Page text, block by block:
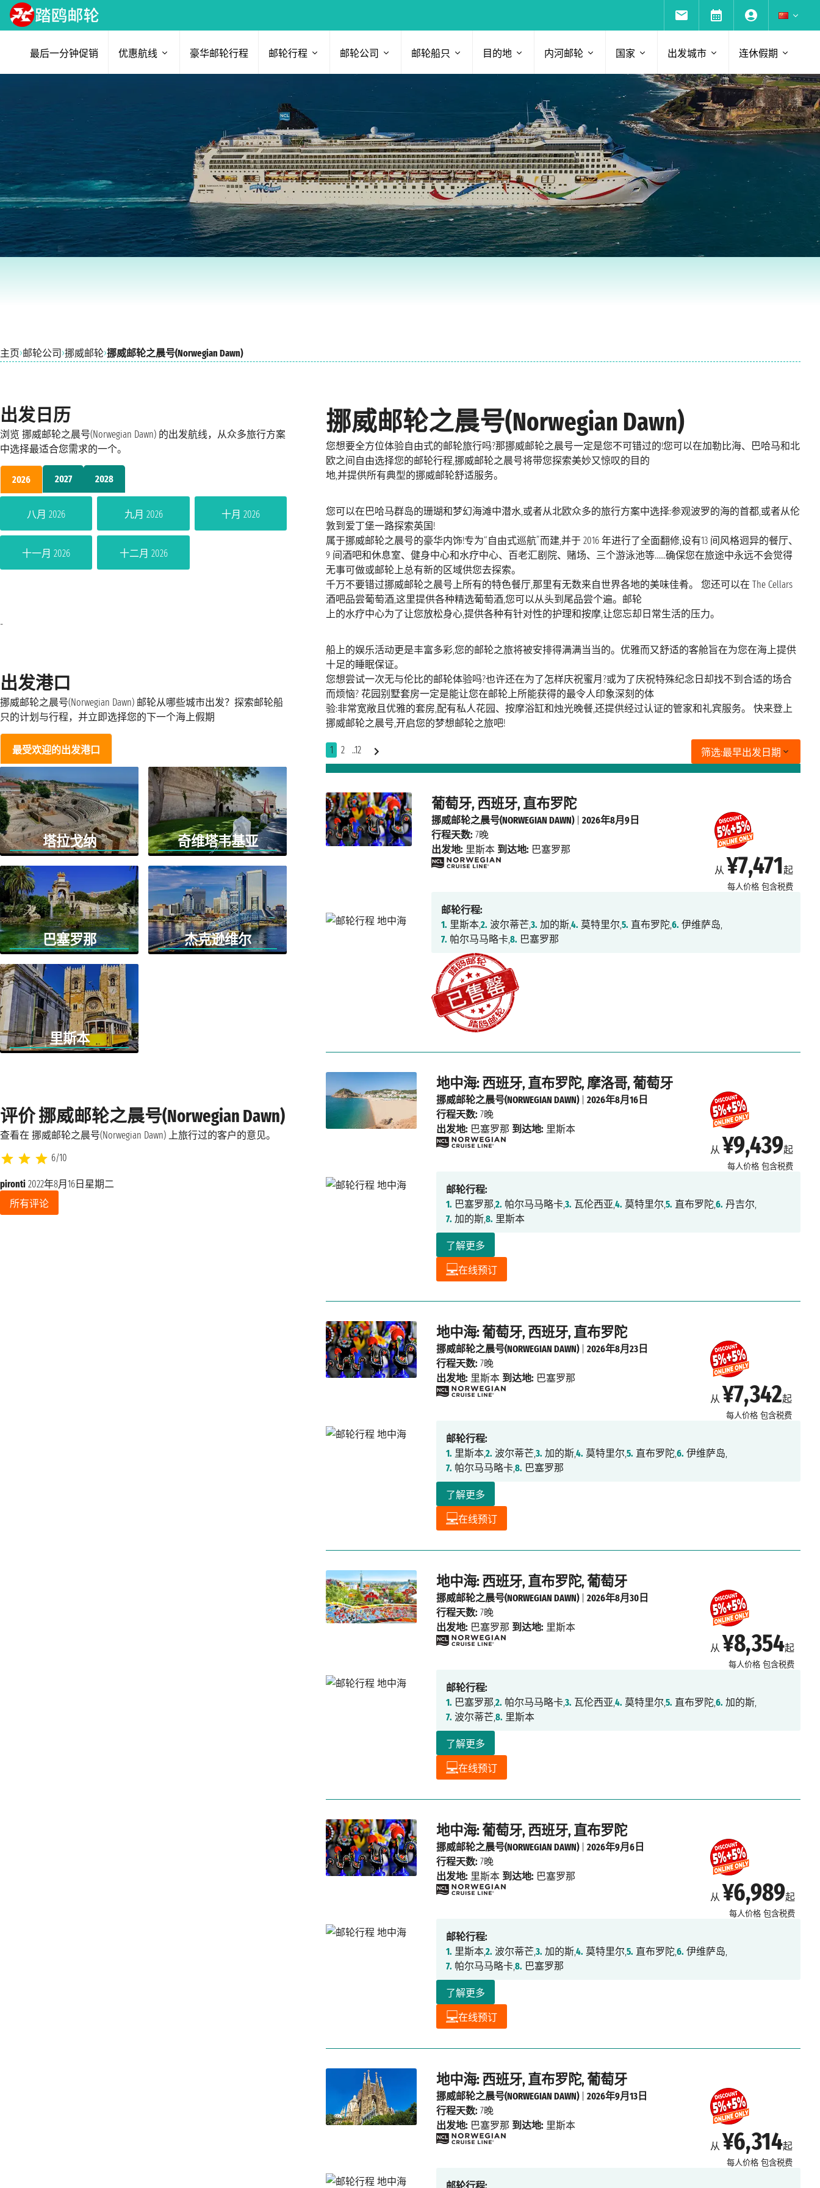
最后一分钟促销 优惠航线 豪华邮轮行程 邮轮行程 邮轮公司 邮轮船只 目的地 内河邮轮 国家 出发城市 连休假期
主页›邮轮公司 ›挪威邮轮›挪威邮轮之晨号(Norwegian Dawn)
挪威邮轮之晨号(Norwegian Dawn)
您想要全方位体验自由式的邮轮旅行吗?那挪威邮轮之晨号一定是您不可错过的!您可以在加勒比海、巴哈马和北
欧之间自由选择您的邮轮行程,挪威邮轮之晨号将带您探索美妙又惊叹的目的
地,并提供所有典型的挪威邮轮舒适服务。
您可以在巴哈马群岛的珊瑚和梦幻海滩中潜水,或者从北欧众多的旅行方案中选择:参观波罗的海的首都,或者从伦
敦到爱丁堡一路探索英国!
属于挪威邮轮之晨号的豪华内饰!专为“自由式巡航”而建,并于 2016 年进行了全面翻修,设有13 间风格迥异的餐厅、
9 间酒吧和休息室、健身中心和水疗中心、百老汇剧院、赌场、三个游泳池等......确保您在旅途中永远不会觉得
无事可做或邮轮上总有新的区域供您去探索。
千万不要错过挪威邮轮之晨号上所有的特色餐厅,那里有无数来自世界各地的美味佳肴。 您还可以在 The Cellars
酒吧品尝葡萄酒,这里提供各种精选葡萄酒,您可以从头到尾品尝个遍。邮轮
上的水疗中心为了让您放松身心,提供各种有针对性的护理和按摩,让您忘却日常生活的压力。
船上的娱乐活动更是丰富多彩,您的邮轮之旅将被安排得满满当当的。优雅而又舒适的客舱旨在为您在海上提供
十足的睡眠保证。
您想尝试一次无与伦比的邮轮体验吗?也许还在为了怎样庆祝蜜月?或为了庆祝特殊纪念日却找不到合适的场合
而烦恼? 花园别墅套房一定是能让您在邮轮上所能获得的最令人印象深刻的体
验:非常宽敞且优雅的套房,配有私人花园、按摩浴缸和烛光晚餐,还提供经过认证的管家和礼宾服务。 快来登上
挪威邮轮之晨号,开启您的梦想邮轮之旅吧!
1 2 ..12 筛选:最早出发日期
葡萄牙, 西班牙, 直布罗陀
从 ¥7,471起
每人价格 包含税费
挪威邮轮之晨号(NORWEGIAN DAWN)|2026年8月9日
行程天数: 7晚
出发地: 里斯本 到达地: 巴塞罗那
邮轮行程:
1. 里斯本,2. 波尔蒂芒,3. 加的斯,4. 莫特里尔,5. 直布罗陀,6. 伊维萨岛,
7. 帕尔马马略卡,8. 巴塞罗那
地中海: 西班牙, 直布罗陀, 摩洛哥, 葡萄牙
从 ¥9,439起
每人价格 包含税费
了解更多
在线预订
挪威邮轮之晨号(NORWEGIAN DAWN)| 2026年8月16日
行程天数: 7晚
出发地: 巴塞罗那 到达地: 里斯本
邮轮行程:
1. 巴塞罗那,2. 帕尔马马略卡,3. 瓦伦西亚,4. 莫特里尔,5. 直布罗陀,6. 丹吉尔,
7. 加的斯,8. 里斯本
地中海: 葡萄牙, 西班牙, 直布罗陀
从 ¥7,342起
每人价格 包含税费
了解更多
在线预订
挪威邮轮之晨号(NORWEGIAN DAWN)| 2026年8月23日
行程天数: 7晚
出发地: 里斯本 到达地: 巴塞罗那
邮轮行程:
1. 里斯本,2. 波尔蒂芒,3. 加的斯,4. 莫特里尔,5. 直布罗陀,6. 伊维萨岛,
7. 帕尔马马略卡,8. 巴塞罗那
地中海: 西班牙, 直布罗陀, 葡萄牙
从 ¥8,354起
每人价格 包含税费
了解更多
在线预订
挪威邮轮之晨号(NORWEGIAN DAWN)| 2026年8月30日
行程天数: 7晚
出发地: 巴塞罗那 到达地: 里斯本
邮轮行程:
1. 巴塞罗那,2. 帕尔马马略卡,3. 瓦伦西亚,4. 莫特里尔,5. 直布罗陀,6. 加的斯,
7. 波尔蒂芒,8. 里斯本
地中海: 葡萄牙, 西班牙, 直布罗陀
从 ¥6,989起
每人价格 包含税费
了解更多
在线预订
挪威邮轮之晨号(NORWEGIAN DAWN)| 2026年9月6日
行程天数: 7晚
出发地: 里斯本 到达地: 巴塞罗那
邮轮行程:
1. 里斯本,2. 波尔蒂芒,3. 加的斯,4. 莫特里尔,5. 直布罗陀,6. 伊维萨岛,
7. 帕尔马马略卡,8. 巴塞罗那
地中海: 西班牙, 直布罗陀, 葡萄牙
从 ¥6,314起
每人价格 包含税费
挪威邮轮之晨号(NORWEGIAN DAWN)| 2026年9月13日
行程天数: 7晚
出发地: 巴塞罗那 到达地: 里斯本
出发日历
浏览 挪威邮轮之晨号(Norwegian Dawn) 的出发航线，从众多旅行方案
中选择最适合您需求的一个。
2026 2027 2028
八月 2026 九月 2026 十月 2026
十一月 2026 十二月 2026
出发港口
挪威邮轮之晨号(Norwegian Dawn) 邮轮从哪些城市出发？探索邮轮船
只的计划与行程，并立即选择您的下一个海上假期
最受欢迎的出发港口
塔拉戈纳 奇维塔韦基亚
巴塞罗那 杰克逊维尔
里斯本
-
评价 挪威邮轮之晨号(Norwegian Dawn)
查看在 挪威邮轮之晨号(Norwegian Dawn) 上旅行过的客户的意见。
6/10
pironti 2022年8月16日星期二
所有评论